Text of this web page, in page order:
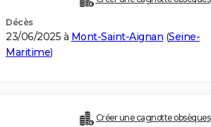
Décès
23/06/2025 à Mont-Saint-Aignan (Seine-
Maritime)
Créer une cagnotte obsèques